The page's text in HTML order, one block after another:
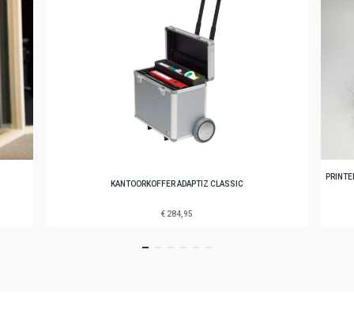
KANTOORKOFFER ADAPTIZ CLASSIC
€ 284,95